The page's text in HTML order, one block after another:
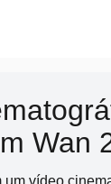
Wan
vídeo